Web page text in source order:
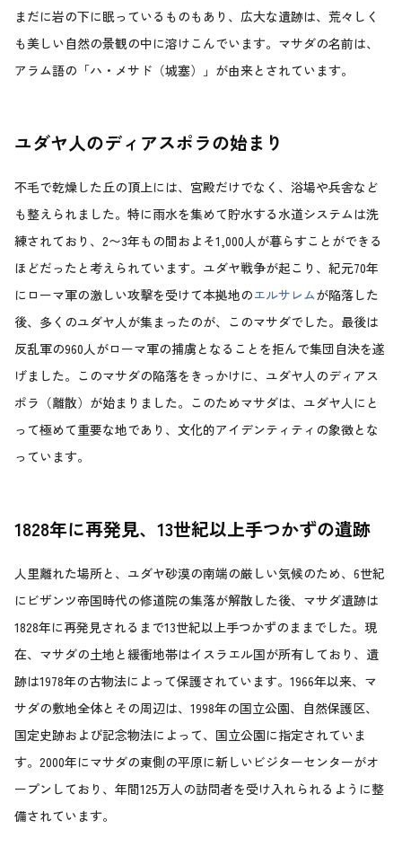
まだに岩の下に眠っているものもあり、広大な遺跡は、荒々しく
も美しい自然の景観の中に溶けこんでいます。マサダの名前は、
アラム語の「ハ・メサド（城塞）」が由来とされています。
ユダヤ人のディアスポラの始まり
不毛で乾燥した丘の頂上には、宮殿だけでなく、浴場や兵舎など
も整えられました。特に雨水を集めて貯水する水道システムは洗
練されており、2〜3年もの間およそ1,000人が暮らすことができる
ほどだったと考えられています。ユダヤ戦争が起こり、紀元70年
にローマ軍の激しい攻撃を受けて本拠地のエルサレムが陥落した
後、多くのユダヤ人が集まったのが、このマサダでした。最後は
反乱軍の960人がローマ軍の捕虜となることを拒んで集団自決を遂
げました。このマサダの陥落をきっかけに、ユダヤ人のディアス
ポラ（離散）が始まりました。このためマサダは、ユダヤ人にと
って極めて重要な地であり、文化的アイデンティティの象徴とな
っています。
1828年に再発見、13世紀以上手つかずの遺跡
人里離れた場所と、ユダヤ砂漠の南端の厳しい気候のため、6世紀
にビザンツ帝国時代の修道院の集落が解散した後、マサダ遺跡は
1828年に再発見されるまで13世紀以上手つかずのままでした。現
在、マサダの土地と緩衝地帯はイスラエル国が所有しており、遺
跡は1978年の古物法によって保護されています。1966年以来、マ
サダの敷地全体とその周辺は、1998年の国立公園、自然保護区、
国定史跡および記念物法によって、国立公園に指定されていま
す。2000年にマサダの東側の平原に新しいビジターセンターがオ
ープンしており、年間125万人の訪問者を受け入れられるように整
備されています。